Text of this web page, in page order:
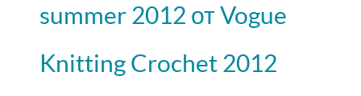
summer 2012 от Vogue
Knitting Crochet 2012